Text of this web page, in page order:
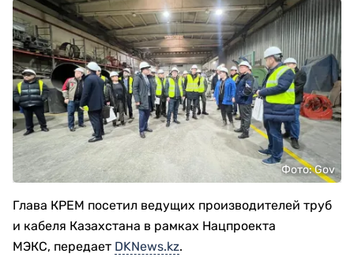
Фото: Gov
Глава КРЕМ посетил ведущих производителей труб
и кабеля Казахстана в рамках Нацпроекта
МЭКС, передает DKNews.kz.